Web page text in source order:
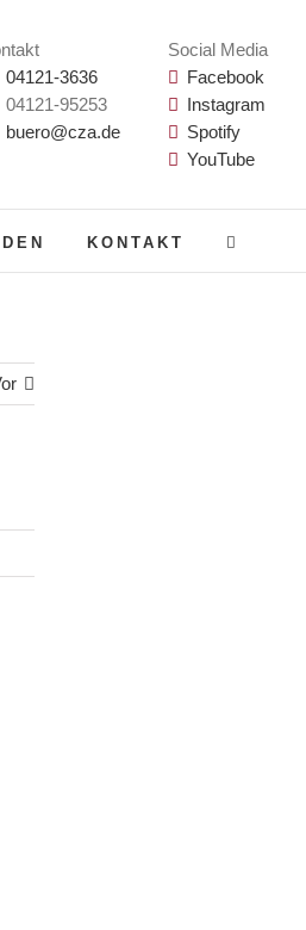
04121-3636
04121-95253
buero@cza.de
Social Media
Facebook
Instagram
Spotify
YouTube
KONTAKT